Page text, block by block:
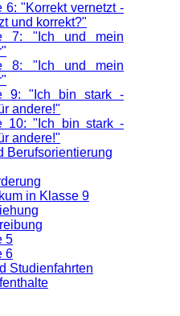
6: "Korrekt vernetzt -
und korrekt?"
7: "Ich und mein
8: "Ich und mein
9: "Ich bin stark -
andere!"
10: "Ich bin stark -
andere!"
Berufsorientierung
in Klasse 9
5
6
Studienfahrten